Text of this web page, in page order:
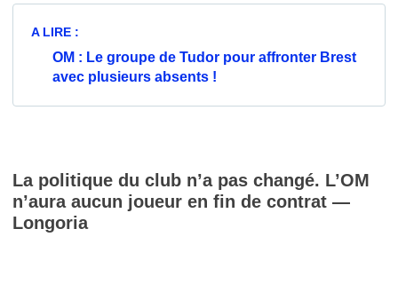
A LIRE :
OM : Le groupe de Tudor pour affronter Brest
avec plusieurs absents !
La politique du club n’a pas changé. L’OM
n’aura aucun joueur en fin de contrat —
Longoria